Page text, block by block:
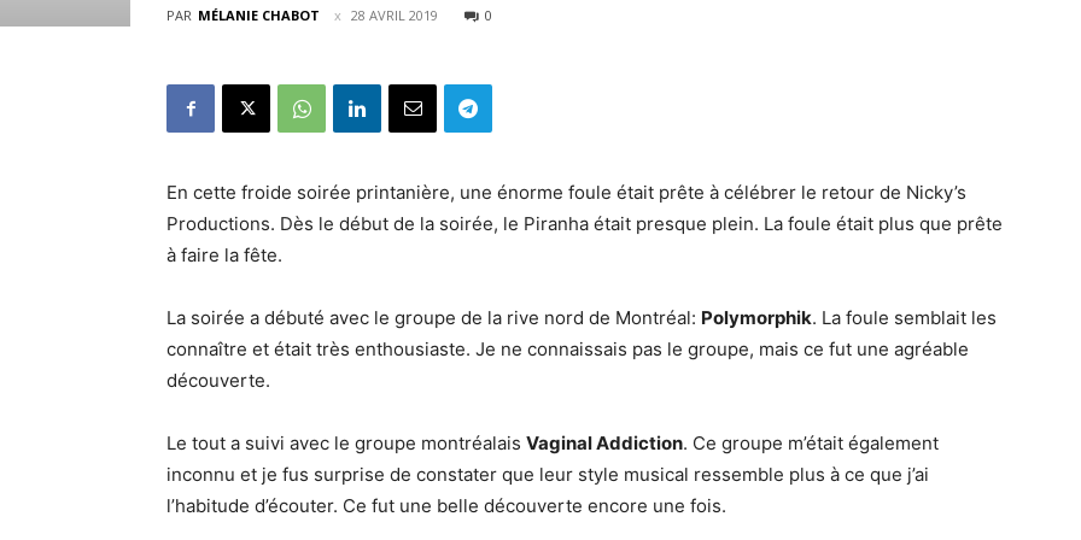
PAR MÉLANIE CHABOT 28 AVRIL 2019 0
En cette froide soirée printanière, une énorme foule était prête à célébrer le retour de Nicky’s
Productions. Dès le début de la soirée, le Piranha était presque plein. La foule était plus que prête
à faire la fête.
La soirée a débuté avec le groupe de la rive nord de Montréal: Polymorphik. La foule semblait les
connaître et était très enthousiaste. Je ne connaissais pas le groupe, mais ce fut une agréable
découverte.
Le tout a suivi avec le groupe montréalais Vaginal Addiction. Ce groupe m’était également
inconnu et je fus surprise de constater que leur style musical ressemble plus à ce que j’ai
l’habitude d’écouter. Ce fut une belle découverte encore une fois.